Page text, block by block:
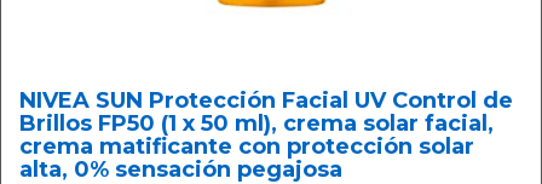
NIVEA SUN Protección Facial UV Control de
Brillos FP50 (1 x 50 ml), crema solar facial,
crema matificante con protección solar
alta, 0% sensación pegajosa